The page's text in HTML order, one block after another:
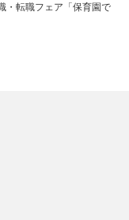
・転職フェア「保育園で